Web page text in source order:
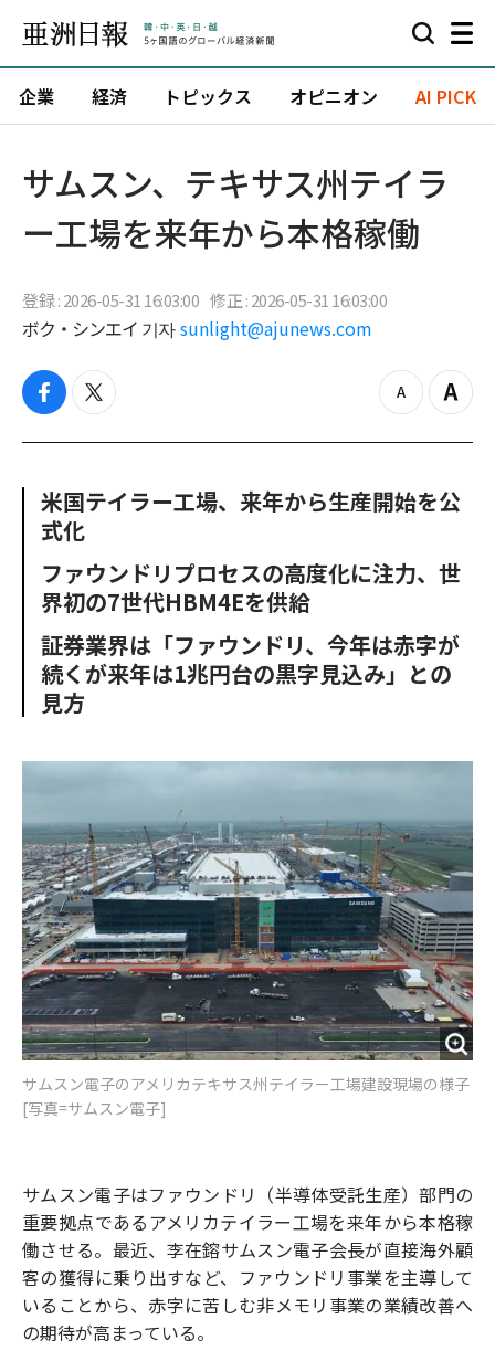
企業 経済 トピックス オピニオン AI PICK
サムスン、テキサス州テイラ
ー工場を来年から本格稼働
登録 : 2026-05-31 16:03:00 修正 : 2026-05-31 16:03:00
ボク・シンエイ 기자 sunlight@ajunews.com
f
c
o
o
k
t
i
e
z
o
u
Z
o
n
米国テイラー工場、来年から生産開始を公
式化
ファウンドリプロセスの高度化に注力、世
界初の7世代HBM4Eを供給
証券業界は「ファウンドリ、今年は赤字が
続くが来年は1兆円台の黒字見込み」との
見方
サムスン電子のアメリカテキサス州テイラー工場建設現場の様子
[写真=サムスン電子]
サムスン電子はファウンドリ（半導体受託生産）部門の
重要拠点であるアメリカテイラー工場を来年から本格稼
働させる。最近、李在鎔サムスン電子会長が直接海外顧
客の獲得に乗り出すなど、ファウンドリ事業を主導して
いることから、赤字に苦しむ非メモリ事業の業績改善へ
の期待が高まっている。